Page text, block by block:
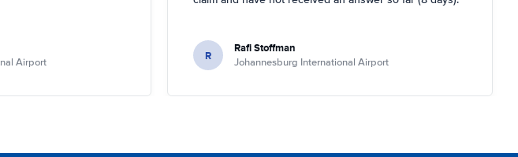
Airport R Rafi Stoffman
Johannesburg International Airport